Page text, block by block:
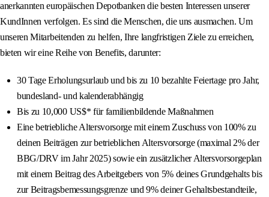
anerkannten europäischen Depotbanken die besten Interessen unserer
KundInnen verfolgen. Es sind die Menschen, die uns ausmachen. Um
unseren Mitarbeitenden zu helfen, Ihre langfristigen Ziele zu erreichen,
bieten wir eine Reihe von Benefits, darunter:
30 Tage Erholungsurlaub und bis zu 10 bezahlte Feiertage pro Jahr,
bundesland- und kalenderabhängig
Bis zu 10,000 US$* für familienbildende Maßnahmen
Eine betriebliche Altersvorsorge mit einem Zuschuss von 100% zu
deinen Beiträgen zur betrieblichen Altersvorsorge (maximal 2% der
BBG/DRV im Jahr 2025) sowie ein zusätzlicher Altersvorsorgeplan
mit einem Beitrag des Arbeitgebers von 5% deines Grundgehalts bis
zur Beitragsbemessungsgrenze und 9% deiner Gehaltsbestandteile,